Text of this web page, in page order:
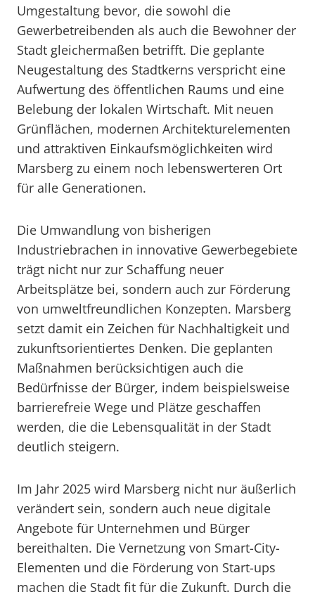
Umgestaltung bevor, die sowohl die
Gewerbetreibenden als auch die Bewohner der
Stadt gleichermaßen betrifft. Die geplante
Neugestaltung des Stadtkerns verspricht eine
Aufwertung des öffentlichen Raums und eine
Belebung der lokalen Wirtschaft. Mit neuen
Grünflächen, modernen Architekturelementen
und attraktiven Einkaufsmöglichkeiten wird
Marsberg zu einem noch lebenswerteren Ort
für alle Generationen.
Die Umwandlung von bisherigen
Industriebrachen in innovative Gewerbegebiete
trägt nicht nur zur Schaffung neuer
Arbeitsplätze bei, sondern auch zur Förderung
von umweltfreundlichen Konzepten. Marsberg
setzt damit ein Zeichen für Nachhaltigkeit und
zukunftsorientiertes Denken. Die geplanten
Maßnahmen berücksichtigen auch die
Bedürfnisse der Bürger, indem beispielsweise
barrierefreie Wege und Plätze geschaffen
werden, die die Lebensqualität in der Stadt
deutlich steigern.
Im Jahr 2025 wird Marsberg nicht nur äußerlich
verändert sein, sondern auch neue digitale
Angebote für Unternehmen und Bürger
bereithalten. Die Vernetzung von Smart-City-
Elementen und die Förderung von Start-ups
machen die Stadt fit für die Zukunft. Durch die